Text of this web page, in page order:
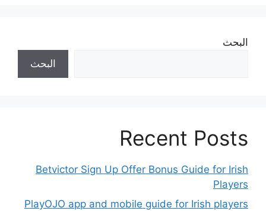
البحث
البحث
Recent Posts
Betvictor Sign Up Offer Bonus Guide for Irish
Players
PlayOJO app and mobile guide for Irish players